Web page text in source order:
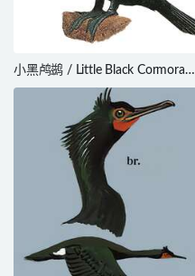
小黑鸬鹚 / Little Black Cormorant
/ Phalacrocorax sulcirostris